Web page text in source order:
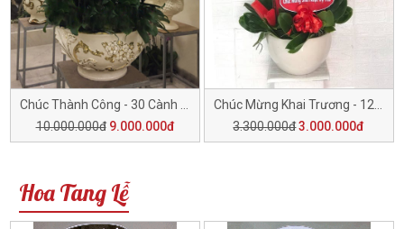
10.000.000đ 9.000.000đ
3.300.000đ3.000.000đ
Hoa Tang Lễ